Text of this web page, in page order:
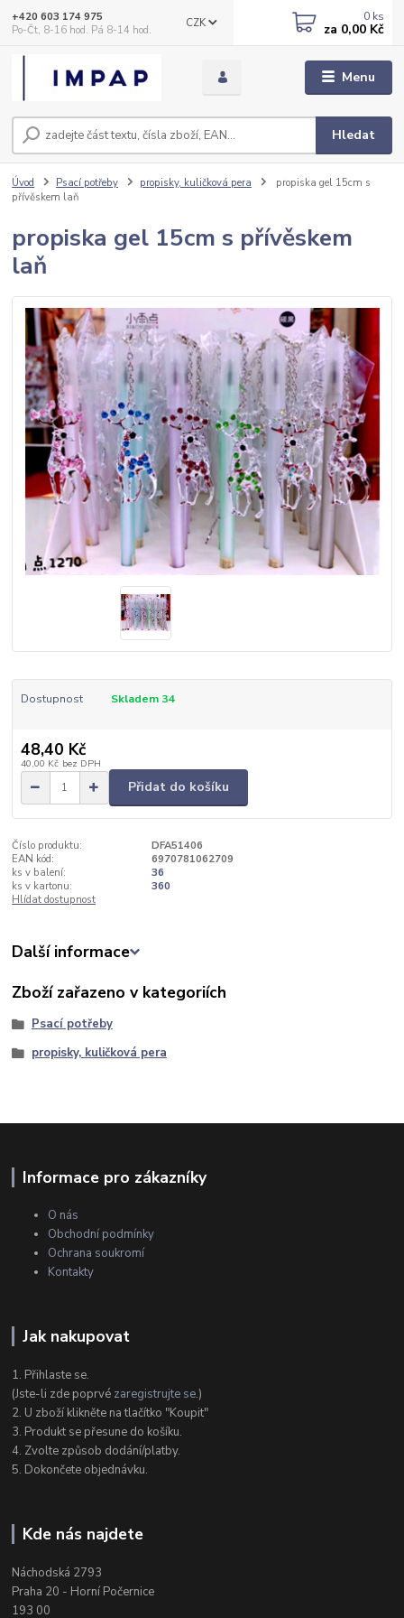
Menu
CZK
Hledat
+420 603 174 975
Po-Čt, 8-16 hod. Pá 8-14 hod.
0 ks
za 0,00 Kč
Úvod Psací potřeby propisky, kuličková pera
propiska gel 15cm s
přívěskem laň
propiska gel 15cm s přívěskem
laň
Dostupnost Skladem 34
48,40 Kč
40,00 Kč bez DPH
Přidat do košíku
Číslo produktu:
DFA51406
EAN kód:
6970781062709
ks v balení:
36
ks v kartonu:
360
Hlídat dostupnost
Další informace
Zboží zařazeno v kategoriích
Psací potřeby
propisky, kuličková pera
Informace pro zákazníky
O nás
Obchodní podmínky
Ochrana soukromí
Kontakty
Jak nakupovat
1. Přihlaste se.
(Jste-li zde poprvé zaregistrujte se.)
2. U zboží klikněte na tlačítko "Koupit"
3. Produkt se přesune do košíku.
4. Zvolte způsob dodání/platby.
5. Dokončete objednávku.
Kde nás najdete
Náchodská 2793
Praha 20 - Horní Počernice
193 00